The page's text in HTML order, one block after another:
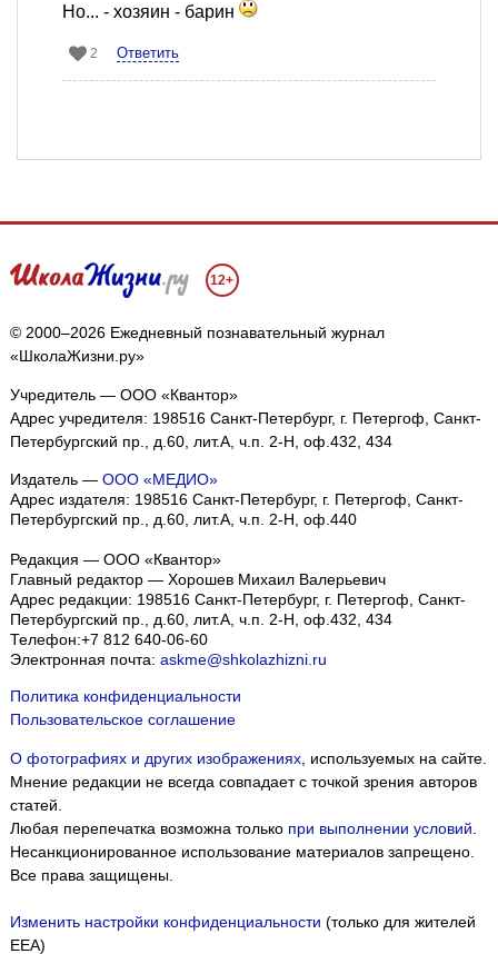
Но... - хозяин - барин
2 Ответить
12+
© 2000–2026 Ежедневный познавательный журнал
«ШколаЖизни.ру»
Учредитель — ООО «Квантор»
Адрес учредителя: 198516 Санкт-Петербург, г. Петергоф, Санкт-
Петербургский пр., д.60, лит.А, ч.п. 2-Н, оф.432, 434
Издатель — ООО «МЕДИО»
Адрес издателя: 198516 Санкт-Петербург, г. Петергоф, Санкт-
Петербургский пр., д.60, лит.А, ч.п. 2-Н, оф.440
Редакция — ООО «Квантор»
Главный редактор — Хорошев Михаил Валерьевич
Адрес редакции: 198516 Санкт-Петербург, г. Петергоф Санкт-
Петербургский пр., д.60, лит.А, ч.п. 2-Н, оф.432, 434
Телефон:+7 812 640-06-60
Электронная почта: askme@shkolazhizni.ru
Политика конфиденциальности
Пользовательское соглашение
О фотографиях и других изображениях, используемых на сайте.
Мнение редакции не всегда совпадает с точкой зрения авторов
статей.
Любая перепечатка возможна только при выполнении условий
Несанкционированное использование материалов запрещено.
Все права защищены.
Изменить настройки конфиденциальности (только для жителей
EEA)